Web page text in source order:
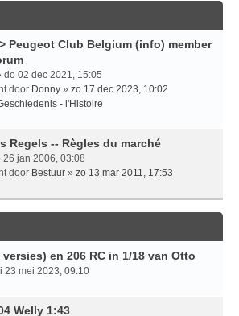
Peugeot Club Belgium (info) member
do 02 dec 2021, 15:05
door Donny » zo 17 dec 2023, 10:02
- l'Histoire
Regels -- Règles du marché
26 jan 2006, 03:08
door Bestuur » zo 13 mar 2011, 17:53
versies) en 206 RC in 1/18 van Otto
23 mei 2023, 09:10
Welly 1:43